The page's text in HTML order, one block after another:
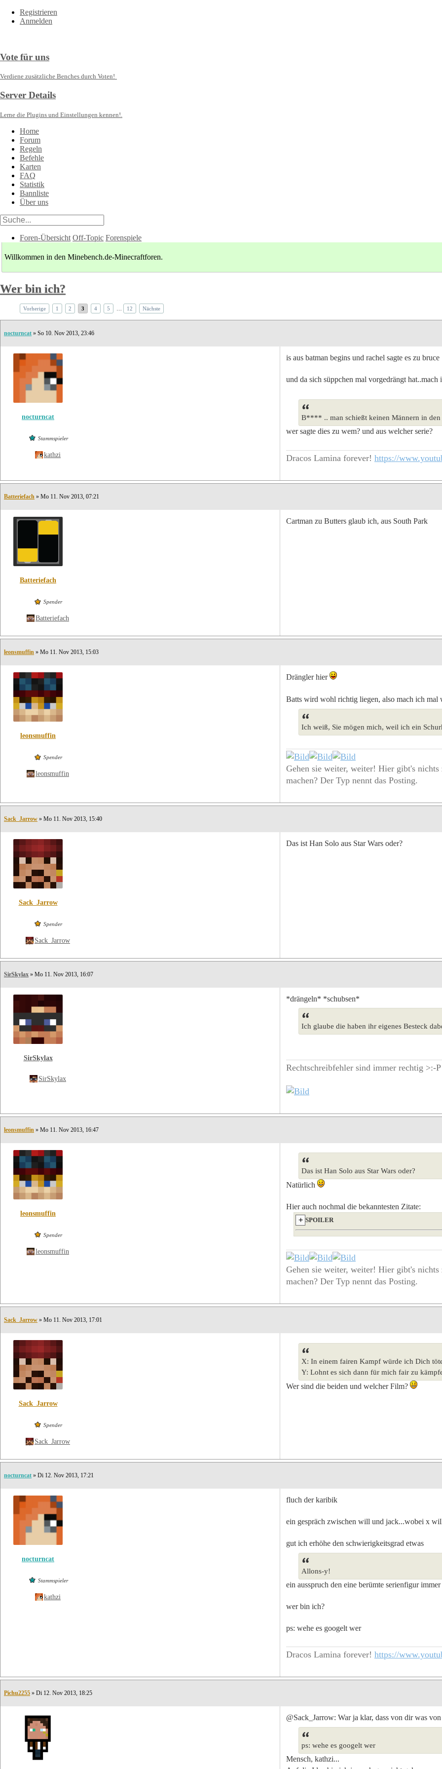
Registrieren
Anmelden
Vote für uns
Verdiene zusätzliche Benches durch Voten!
Server Details
Lerne die Plugins und Einstellungen kennen!.
Home
Forum
Regeln
Befehle
Karten
FAQ
Statistik
Bannliste
Über uns
Foren-Übersicht Off-Topic Forenspiele
Willkommen in den Minebench.de-Minecraftforen.
Wer bin ich?
Vorherige 1 2 3 4 5 12 Nächste
nocturncat » So 10. Nov 2013, 23:46
is aus batman begins und rachel sagte es zu bruce
und da sich süppchen mal vorgedrängt hat..mach
B**** .. man schießt keinen Männern in
wer sagte dies zu wem? und aus welcher serie?
Dracos Lamina forever! https://
nocturncat
Stammspieler
kathzi
Batteriefach » Mo 11. Nov 2013, 07:21
Cartman zu Butters glaub ich, aus South Park
Batteriefach
Spender
Batteriefach
leonsmuffin » Mo 11. Nov 2013, 15:03
Drängler hier
Batts wird wohl richtig liegen, also mach ich mal
Ich weiß, Sie mögen mich, weil ich ein
Gehen sie weiter, weiter! Hier gibt's
machen? Der Typ nennt das Posting.
leonsmuffin
Spender
leonsmuffin
Sack_Jarrow » Mo 11. Nov 2013, 15:40
Das ist Han Solo aus Star Wars oder?
Sack_Jarrow
Spender
Sack_Jarrow
SirSkylax » Mo 11. Nov 2013, 16:07
*drängeln* *schubsen*
Ich glaube die haben ihr eigenes Besteck
Rechtschreibfehler sind immer rechtig >:-P
SirSkylax
SirSkylax
leonsmuffin » Mo 11. Nov 2013, 16:47
Das ist Han Solo aus Star Wars oder?
Natürlich
Hier auch nochmal die bekanntesten Zitate:
SPOILER
Gehen sie weiter, weiter! Hier gibt's
machen? Der Typ nennt das Posting.
leonsmuffin
Spender
leonsmuffin
Sack_Jarrow » Mo 11. Nov 2013, 17:01
X: In einem fairen Kampf würde ich Dich
Y: Lohnt es sich dann für mich fair zu
Wer sind die beiden und welcher Film?
Sack_Jarrow
Spender
Sack_Jarrow
nocturncat » Di 12. Nov 2013, 17:21
fluch der karibik
ein gespräch zwischen will und jack...wobei x
gut ich erhöhe den schwierigkeitsgrad etwas
Allons-y!
ein ausspruch den eine berümte serienfigur
wer bin ich?
ps: wehe es googelt wer
Dracos Lamina forever! https://
nocturncat
Stammspieler
kathzi
Pichu2255 » Di 12. Nov 2013, 18:25
@Sack_Jarrow: War ja klar, dass von dir was
ps: wehe es googelt wer
Mensch, kathzi...